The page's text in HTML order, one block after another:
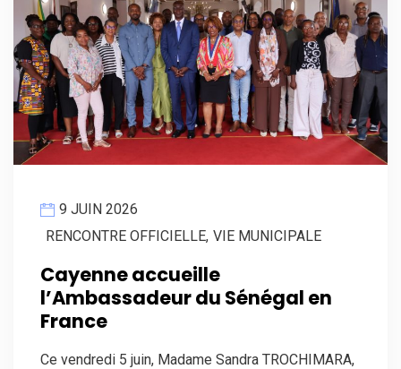
9 JUIN 2026
RENCONTRE OFFICIELLE, VIE MUNICIPALE
Cayenne accueille
l’Ambassadeur du Sénégal en
France
Ce vendredi 5 juin, Madame Sandra TROCHIMARA,